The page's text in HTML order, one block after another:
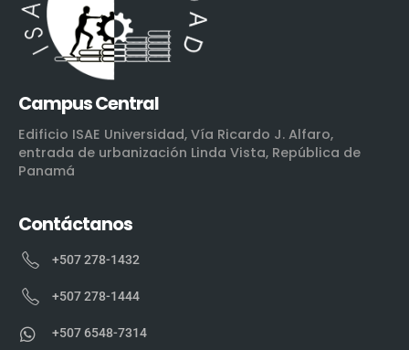
Campus Central
Edificio ISAE Universidad, Vía Ricardo J. Alfaro,
entrada de urbanización Linda Vista, República de
Panamá
Contáctanos
+507 278-1432
+507 278-1444
+507 6548-7314